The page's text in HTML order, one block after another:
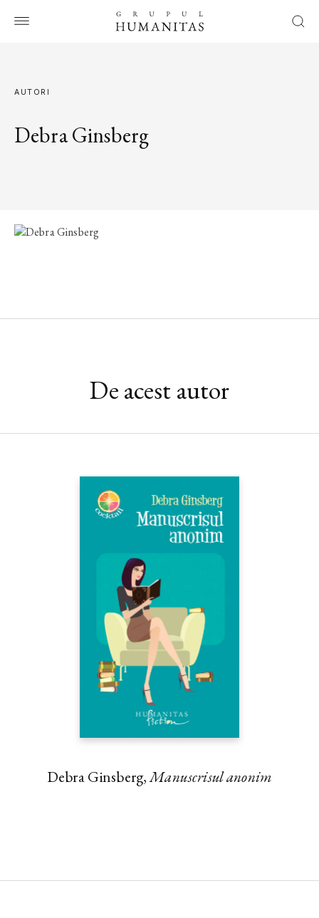
AUTORI
Debra Ginsberg
De acest autor
Debra Ginsberg,Manuscrisul anonim